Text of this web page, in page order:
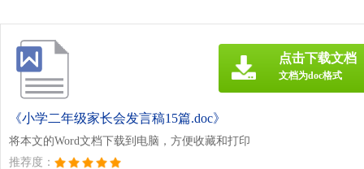
《小学二年级家长会发言稿15篇.doc》
将本文的Word文档下载到电脑，方便收藏和打印
推荐度：
点击下载文档
文档为doc格式